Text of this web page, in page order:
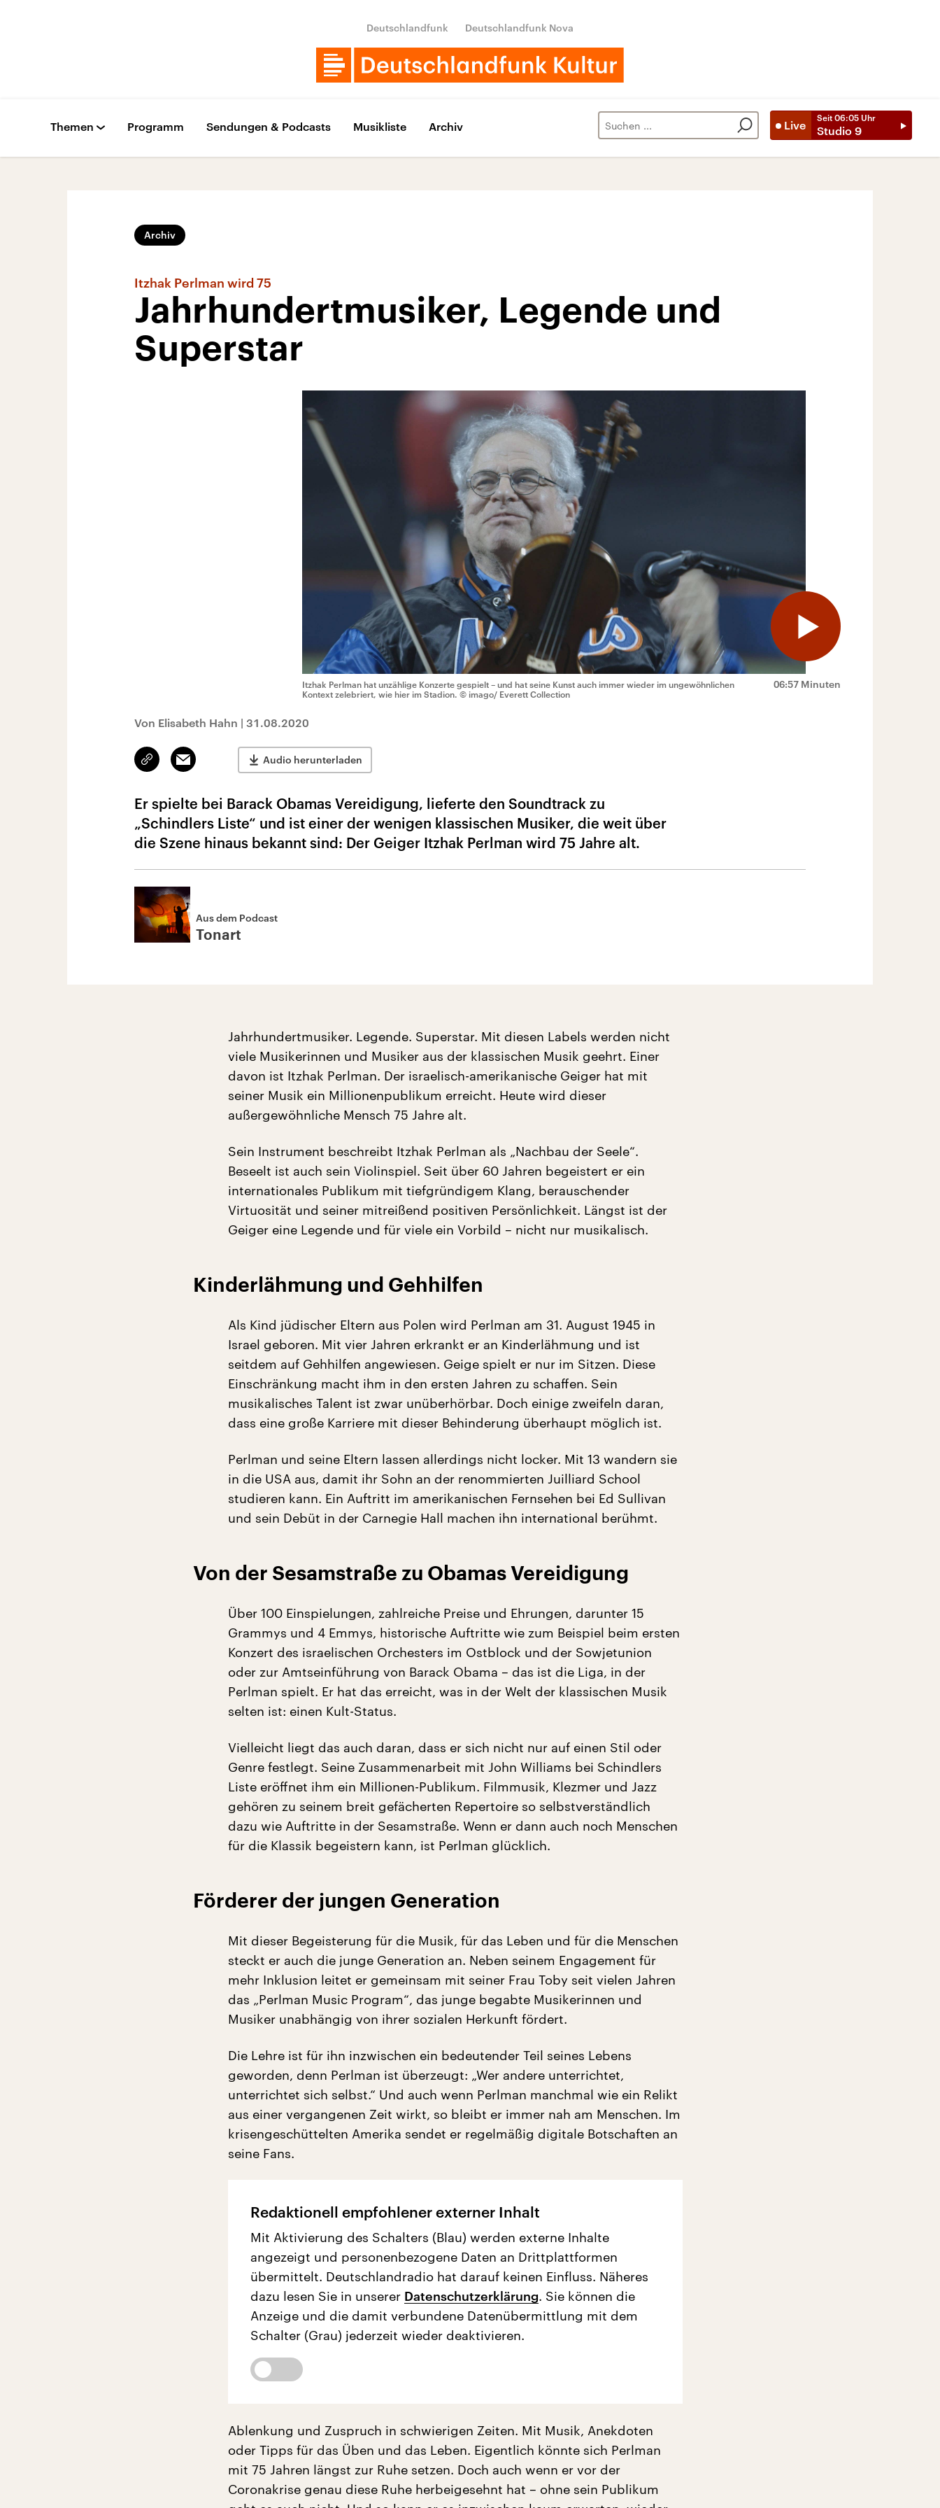
Deutschlandfunk Deutschlandfunk Nova
Live
Seit 06:05 Uhr
Studio 9
Themen Programm Sendungen & Podcasts Musikliste Archiv
Archiv
Itzhak Perlman wird 75
Jahrhundertmusiker, Legende und
Superstar
06:57 Minuten
Itzhak Perlman hat unzählige Konzerte gespielt – und hat seine Kunst auch immer wieder im ungewöhnlichen
Kontext zelebriert, wie hier im Stadion. © imago/ Everett Collection
Von Elisabeth Hahn | 31.08.2020
Link
kopieren/teilen
Email Audio herunterladen
Er spielte bei Barack Obamas Vereidigung, lieferte den Soundtrack zu
„Schindlers Liste“ und ist einer der wenigen klassischen Musiker, die weit über
die Szene hinaus bekannt sind: Der Geiger Itzhak Perlman wird 75 Jahre alt.
Aus dem Podcast
Tonart
Jahrhundertmusiker. Legende. Superstar. Mit diesen Labels werden nicht
viele Musikerinnen und Musiker aus der klassischen Musik geehrt. Einer
davon ist Itzhak Perlman. Der israelisch-amerikanische Geiger hat mit
seiner Musik ein Millionenpublikum erreicht. Heute wird dieser
außergewöhnliche Mensch 75 Jahre alt.
Sein Instrument beschreibt Itzhak Perlman als „Nachbau der Seele“.
Beseelt ist auch sein Violinspiel. Seit über 60 Jahren begeistert er ein
internationales Publikum mit tiefgründigem Klang, berauschender
Virtuosität und seiner mitreißend positiven Persönlichkeit. Längst ist der
Geiger eine Legende und für viele ein Vorbild – nicht nur musikalisch.
Kinderlähmung und Gehhilfen
Als Kind jüdischer Eltern aus Polen wird Perlman am 31. August 1945 in
Israel geboren. Mit vier Jahren erkrankt er an Kinderlähmung und ist
seitdem auf Gehhilfen angewiesen. Geige spielt er nur im Sitzen. Diese
Einschränkung macht ihm in den ersten Jahren zu schaffen. Sein
musikalisches Talent ist zwar unüberhörbar. Doch einige zweifeln daran,
dass eine große Karriere mit dieser Behinderung überhaupt möglich ist.
Perlman und seine Eltern lassen allerdings nicht locker. Mit 13 wandern sie
in die USA aus, damit ihr Sohn an der renommierten Juilliard School
studieren kann. Ein Auftritt im amerikanischen Fernsehen bei Ed Sullivan
und sein Debüt in der Carnegie Hall machen ihn international berühmt.
Von der Sesamstraße zu Obamas Vereidigung
Über 100 Einspielungen, zahlreiche Preise und Ehrungen, darunter 15
Grammys und 4 Emmys, historische Auftritte wie zum Beispiel beim ersten
Konzert des israelischen Orchesters im Ostblock und der Sowjetunion
oder zur Amtseinführung von Barack Obama – das ist die Liga, in der
Perlman spielt. Er hat das erreicht, was in der Welt der klassischen Musik
selten ist: einen Kult-Status.
Vielleicht liegt das auch daran, dass er sich nicht nur auf einen Stil oder
Genre festlegt. Seine Zusammenarbeit mit John Williams bei Schindlers
Liste eröffnet ihm ein Millionen-Publikum. Filmmusik, Klezmer und Jazz
gehören zu seinem breit gefächerten Repertoire so selbstverständlich
dazu wie Auftritte in der Sesamstraße. Wenn er dann auch noch Menschen
für die Klassik begeistern kann, ist Perlman glücklich.
Förderer der jungen Generation
Mit dieser Begeisterung für die Musik, für das Leben und für die Menschen
steckt er auch die junge Generation an. Neben seinem Engagement für
mehr Inklusion leitet er gemeinsam mit seiner Frau Toby seit vielen Jahren
das „Perlman Music Program“, das junge begabte Musikerinnen und
Musiker unabhängig von ihrer sozialen Herkunft fördert.
Die Lehre ist für ihn inzwischen ein bedeutender Teil seines Lebens
geworden, denn Perlman ist überzeugt: „Wer andere unterrichtet,
unterrichtet sich selbst.“ Und auch wenn Perlman manchmal wie ein Relikt
aus einer vergangenen Zeit wirkt, so bleibt er immer nah am Menschen. Im
krisengeschüttelten Amerika sendet er regelmäßig digitale Botschaften an
seine Fans.
Redaktionell empfohlener externer Inhalt
Mit Aktivierung des Schalters (Blau) werden externe Inhalte
angezeigt und personenbezogene Daten an Drittplattformen
übermittelt. Deutschlandradio hat darauf keinen Einfluss. Näheres
dazu lesen Sie in unserer Datenschutzerklärung. Sie können die
Anzeige und die damit verbundene Datenübermittlung mit dem
Schalter (Grau) jederzeit wieder deaktivieren.
Ablenkung und Zuspruch in schwierigen Zeiten. Mit Musik, Anekdoten
oder Tipps für das Üben und das Leben. Eigentlich könnte sich Perlman
mit 75 Jahren längst zur Ruhe setzen. Doch auch wenn er vor der
Coronakrise genau diese Ruhe herbeigesehnt hat – ohne sein Publikum